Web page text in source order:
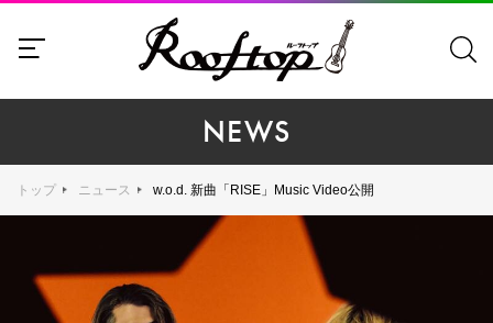
NEWS
トップ ニュース w.o.d. 新曲「RISE」Music Video公開